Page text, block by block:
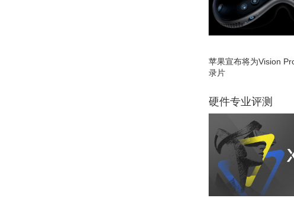
苹果宣布将为Vision
录片
硬件专业评测